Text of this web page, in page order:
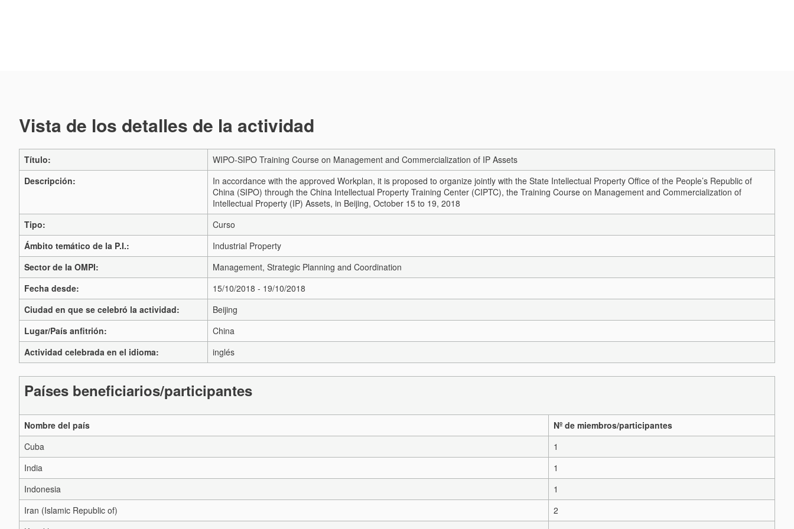
Vista de los detalles de la actividad
Título:
WIPO-SIPO Training Course on Management and Commercialization of IP Assets
Descripción:
In accordance with the approved Workplan, it is proposed to organize jointly with the State Intellectual Property Office of the People’s Republic of
China (SIPO) through the China Intellectual Property Training Center (CIPTC), the Training Course on Management and Commercialization of
Intellectual Property (IP) Assets, in Beijing, October 15 to 19, 2018
Tipo:
Curso
Ámbito temático de la P.I.:
Industrial Property
Sector de la OMPI:
Management, Strategic Planning and Coordination
Fecha desde:
15/10/2018 - 19/10/2018
Ciudad en que se celebró la actividad:
Beijing
Lugar/País anfitrión:
China
Actividad celebrada en el idioma:
inglés
Países beneficiarios/participantes
Nombre del país
Nº de miembros/participantes
Cuba
1
India
1
Indonesia
1
Iran (Islamic Republic of)
2